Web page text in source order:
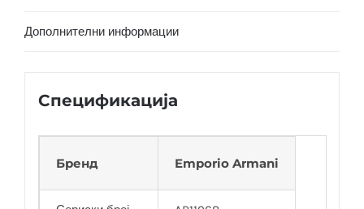
Дополнителни информации
Спецификација
Бренд Emporio Armani